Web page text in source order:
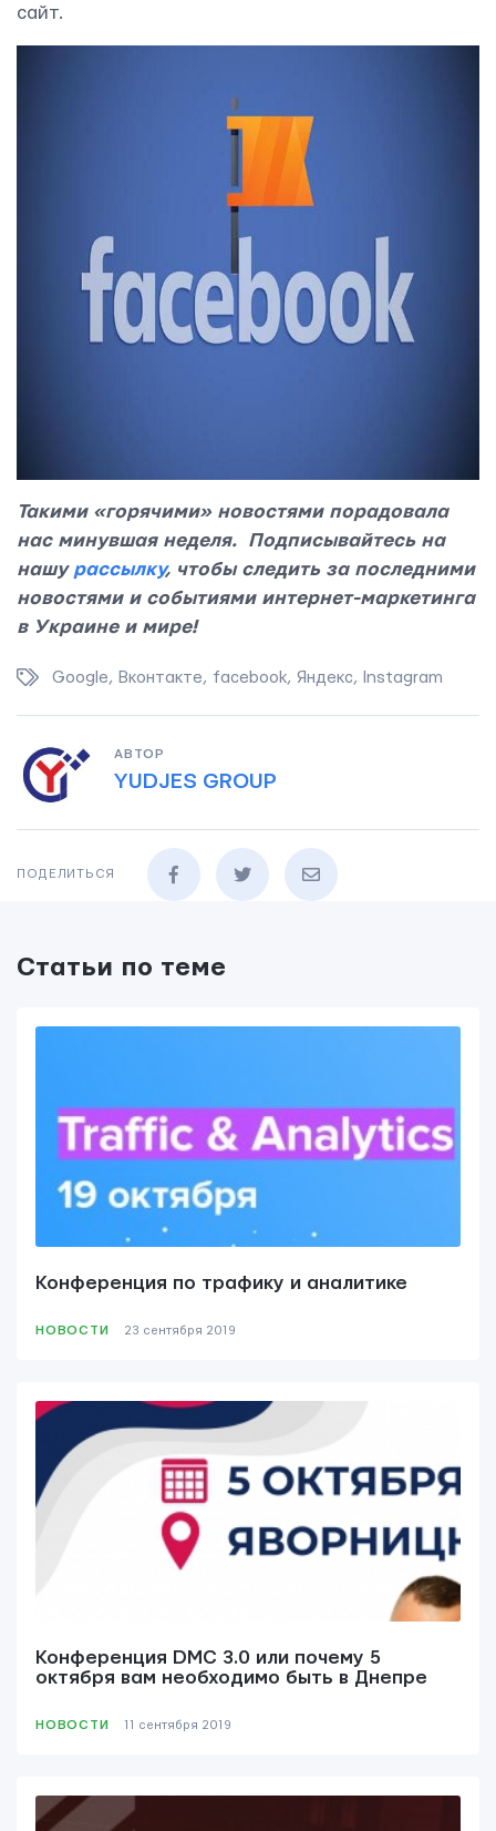
сайт.
Такими «горячими» новостями порадовала
нас минувшая неделя. Подписывайтесь на
нашурассылку, чтобы следить за последними
новостями и событиями интернет-маркетинга
в Украине и мире!
Google , Вконтакте , facebook, Яндекс , Instagram
АВТОР
YUDJES GROUP
ПОДЕЛИТЬСЯ
Статьи по теме
Конференция по трафику и аналитике
НОВОСТИ 23 сентября 2019
Конференция DMC 3.0 или почему 5
октября вам необходимо быть в Днепре
НОВОСТИ 11 сентября 2019